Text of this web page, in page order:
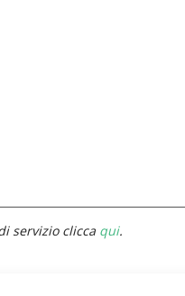
servizio clicca qui.